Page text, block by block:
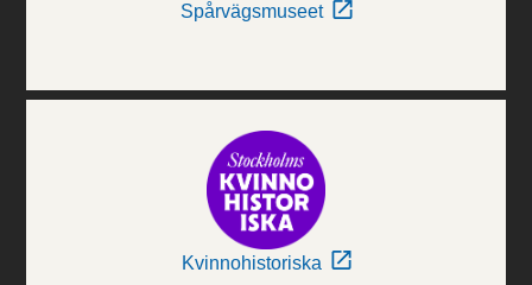
Spårvägsmuseet
Kvinnohistoriska